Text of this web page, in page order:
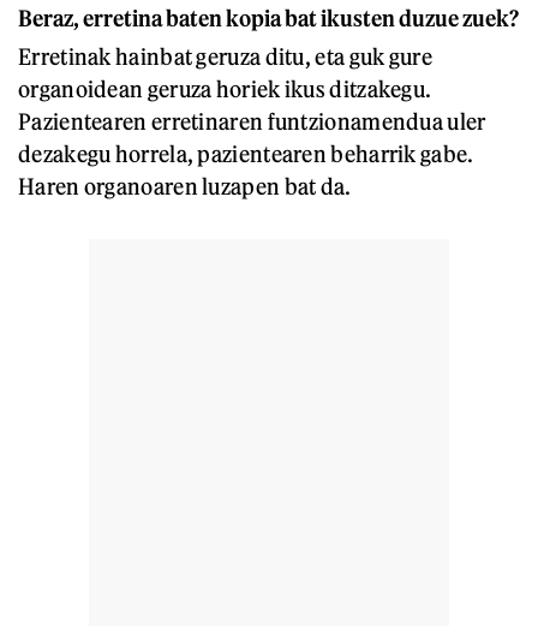
Beraz, erretina baten kopia bat ikusten duzue zuek?
Erretinak hainbat geruza ditu, eta guk gure
organoidean geruza horiek ikus ditzakegu.
Pazientearen erretinaren funtzionamendua uler
dezakegu horrela, pazientearen beharrik gabe.
Haren organoaren luzapen bat da.